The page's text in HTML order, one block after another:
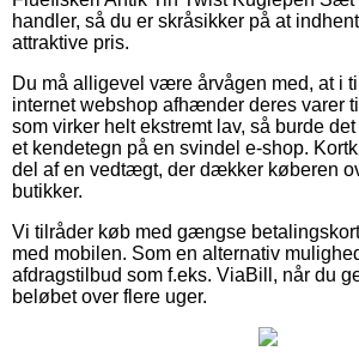
handler, så du er skråsikker på at
attraktive pris.
Du må alligevel være årvågen med, at i
internet webshop afhænder deres varer
som virker helt ekstremt lav, så burde
et kendetegn på en svindel e-shop.
del af en vedtægt, der dækker køberen
butikker.
Vi tilråder køb med gængse
med mobilen. Som en alternativ
afdragstilbud som f.eks. ViaBill, når du
beløbet over flere uger.